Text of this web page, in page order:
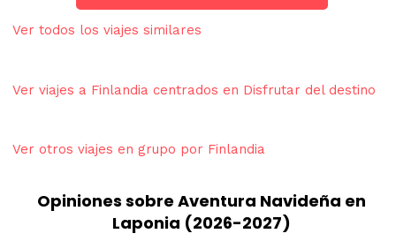
Ver todos los viajes similares
Ver viajes a Finlandia centrados en Disfrutar del destino
Ver otros viajes en grupo por Finlandia
Opiniones sobre Aventura Navideña en
Laponia (2026-2027)